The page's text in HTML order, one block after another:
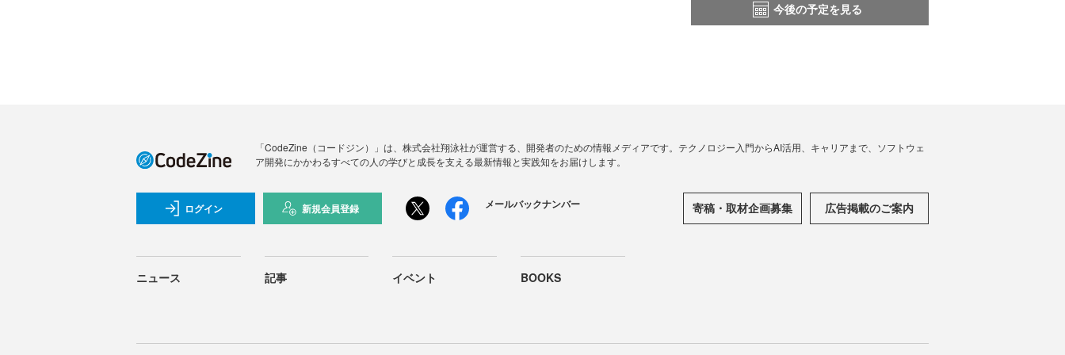
今後の予定を見る
「CodeZine（コードジン）」は、株式会社翔泳社が運営する、開発者のための情報メディアです。テクノロジー入門からAI活用、キャリアまで、ソフトウェ
ア開発にかかわるすべての人の学びと成長を支える最新情報と実践知をお届けします。
ログイン 新規会員登録 メールバックナンバー 寄稿・取材企画募集 広告掲載のご案内
ニュース 記事 イベント BOOKS